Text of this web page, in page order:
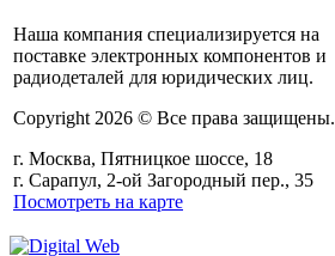
Наша компания специализируется на
поставке электронных компонентов и
радиодеталей для юридических лиц.
Copyright 2026 © Все права защищены.
г. Москва, Пятницкое шоссе, 18
г. Сарапул, 2-ой Загородный пер., 35
Посмотреть на карте